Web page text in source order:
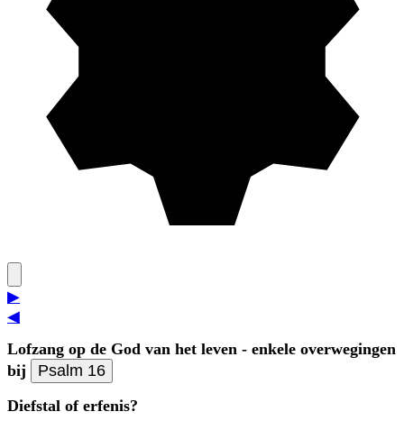
▶
◀
Lofzang op de God van het leven - enkele overwegingen
bij
Psalm 16
Diefstal of erfenis?